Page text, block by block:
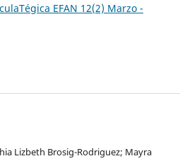
EFAN 12(2) Marzo -
Lizbeth Brosig-Rodriguez; Mayra